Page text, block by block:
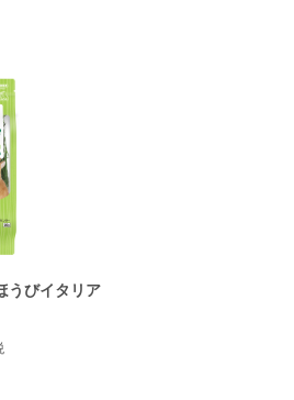
うびイタリア